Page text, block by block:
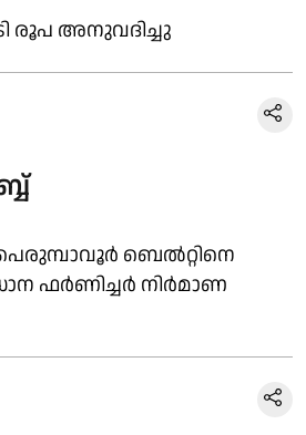
രൂപ അനുവദിച്ചു
ബെൽറ്റിനെ
ഫർണിച്ചർ നിർമാണ